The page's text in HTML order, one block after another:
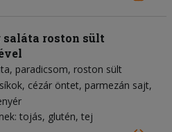
saláta roston sült
paradicsom roston sült
cézár öntet parmezán sajt
tojás, glutén, tej